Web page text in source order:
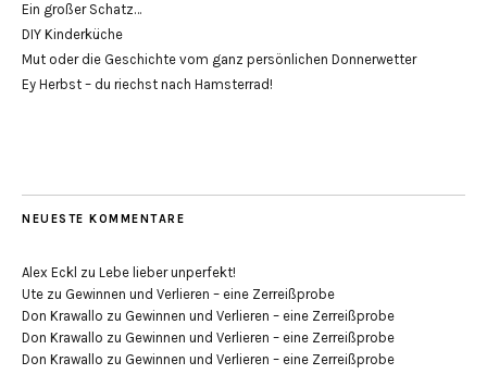
Ein großer Schatz…
DIY Kinderküche
Mut oder die Geschichte vom ganz persönlichen Donnerwetter
Ey Herbst – du riechst nach Hamsterrad!
NEUESTE KOMMENTARE
Alex Eckl zu Lebe lieber unperfekt!
Ute zu Gewinnen und Verlieren – eine Zerreißprobe
Don Krawallo zu Gewinnen und Verlieren – eine Zerreißprobe
Don Krawallo zu Gewinnen und Verlieren – eine Zerreißprobe
Don Krawallo zu Gewinnen und Verlieren – eine Zerreißprobe